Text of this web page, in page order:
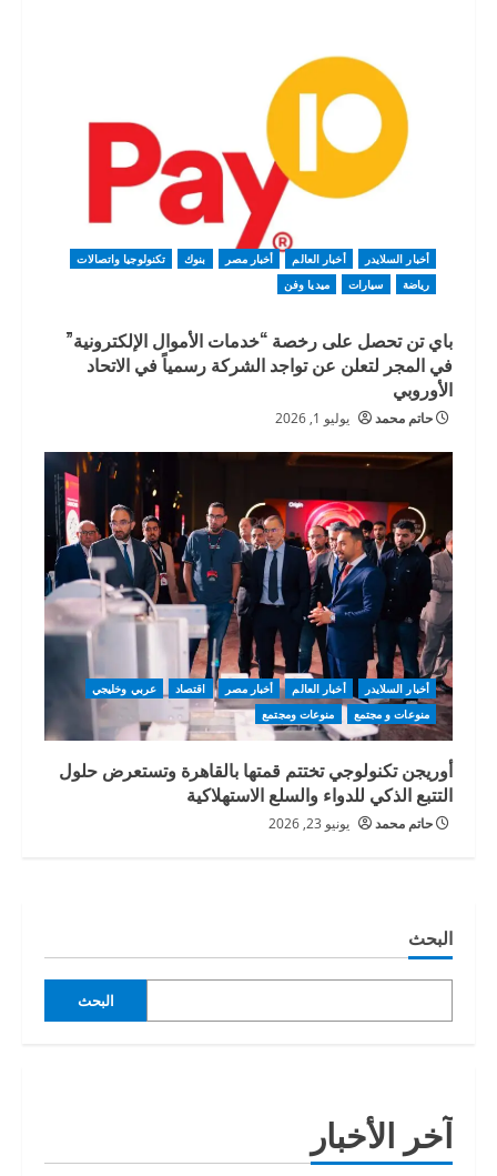
أخبار السلايدر أخبار العالم أخبار مصر بنوك
تكنولوجيا واتصالات
رياضة
سيارات ميديا وفن
باي تن تحصل على رخصة “خدمات الأموال الإلكترونية”
في المجر لتعلن عن تواجد الشركة رسمياً في الاتحاد
الأوروبي
حاتم محمد يوليو 1, 2026
أخبار السلايدر أخبار العالم أخبار مصر اقتصاد
عربي وخليجي
منوعات و مجتمع
منوعات ومجتمع
أوريجن تكنولوجي تختتم قمتها بالقاهرة وتستعرض حلول
التتبع الذكي للدواء والسلع الاستهلاكية
حاتم محمد يونيو 23, 2026
البحث
البحث
آخر الأخبار